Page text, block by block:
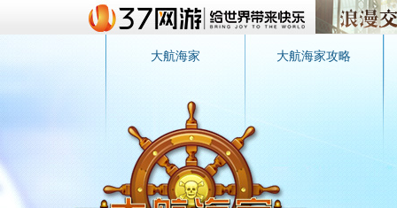
大航海家 大航海家攻略